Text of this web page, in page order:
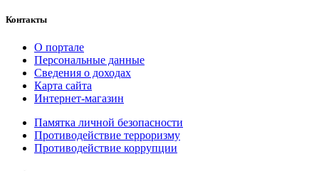
Контакты
О портале
Персональные данные
Сведения о доходах
Карта сайта
Интернет-магазин
Памятка личной безопасности
Противодействие терроризму
Противодействие коррупции